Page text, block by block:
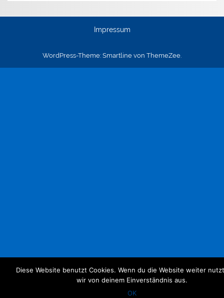
Impressum
WordPress-Theme: Smartline von ThemeZee.
Diese Website benutzt Cookies. Wenn du die Website weiter
wir von deinem Einverständnis aus.
OK